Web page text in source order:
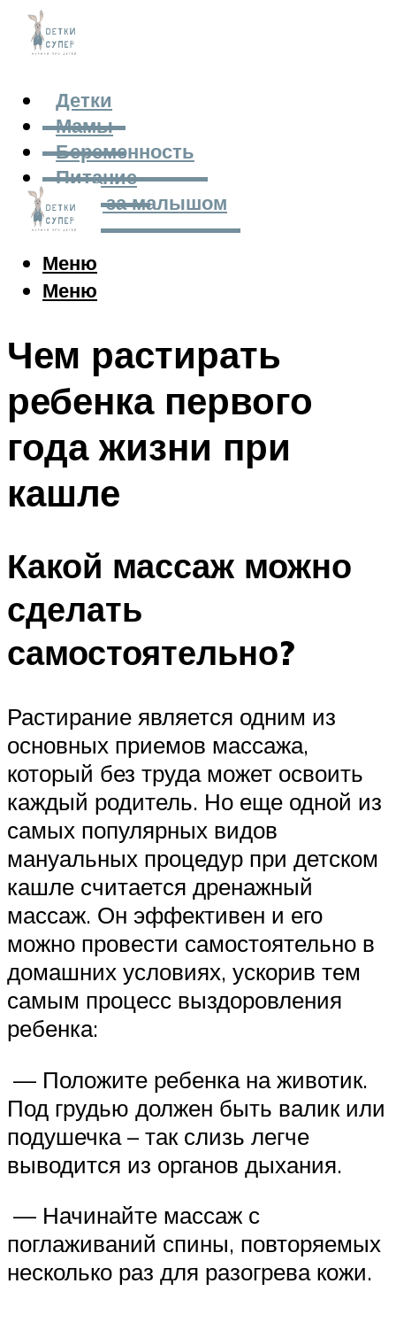
Детки
Мамы
Беременность
Питание
Уход за малышом
Меню
Меню
Чем растирать
ребенка первого
года жизни при
кашле
Какой массаж можно
сделать
самостоятельно?
Растирание является одним из
основных приемов массажа,
который без труда может освоить
каждый родитель. Но еще одной из
самых популярных видов
мануальных процедур при детском
кашле считается дренажный
массаж. Он эффективен и его
можно провести самостоятельно в
домашних условиях, ускорив тем
самым процесс выздоровления
ребенка:
— Положите ребенка на животик.
Под грудью должен быть валик или
подушечка – так слизь легче
выводится из органов дыхания.
— Начинайте массаж с
поглаживаний спины, повторяемых
несколько раз для разогрева кожи.